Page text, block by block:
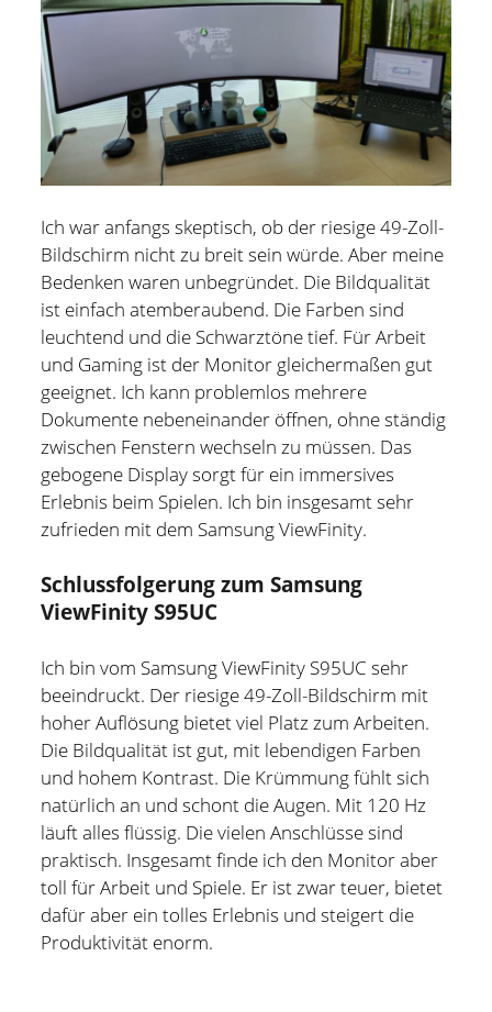
Ich war anfangs skeptisch, ob der riesige 49-Zoll-
Bildschirm nicht zu breit sein würde. Aber meine
Bedenken waren unbegründet. Die Bildqualität
ist einfach atemberaubend. Die Farben sind
leuchtend und die Schwarztöne tief. Für Arbeit
und Gaming ist der Monitor gleichermaßen gut
geeignet. Ich kann problemlos mehrere
Dokumente nebeneinander öffnen, ohne ständig
zwischen Fenstern wechseln zu müssen. Das
gebogene Display sorgt für ein immersives
Erlebnis beim Spielen. Ich bin insgesamt sehr
zufrieden mit dem Samsung ViewFinity.
Schlussfolgerung zum Samsung
ViewFinity S95UC
Ich bin vom Samsung ViewFinity S95UC sehr
beeindruckt. Der riesige 49-Zoll-Bildschirm mit
hoher Auflösung bietet viel Platz zum Arbeiten.
Die Bildqualität ist gut, mit lebendigen Farben
und hohem Kontrast. Die Krümmung fühlt sich
natürlich an und schont die Augen. Mit 120 Hz
läuft alles flüssig. Die vielen Anschlüsse sind
praktisch. Insgesamt finde ich den Monitor aber
toll für Arbeit und Spiele. Er ist zwar teuer, bietet
dafür aber ein tolles Erlebnis und steigert die
Produktivität enorm.